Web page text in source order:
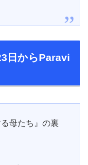
日からParavi
母たち』の裏